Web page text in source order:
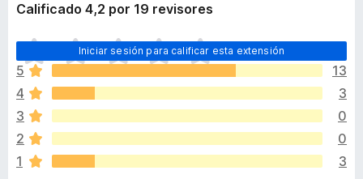
Calificado 4,2 por 19 revisores
Iniciar sesión para calificar esta extensión
T
o
d
a
v
a
n
5
13
4
3
3
0
2
0
1
3